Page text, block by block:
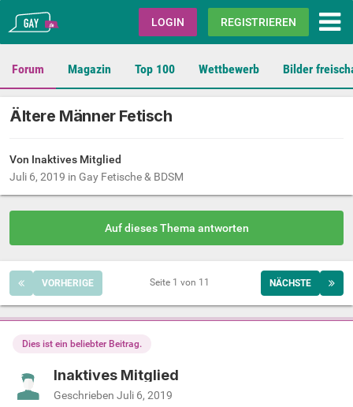
Gay.de LOGIN REGISTRIEREN
Forum Magazin Top 100 Wettbewerb Bilder
Ältere Männer Fetisch
Von Inaktives Mitglied
Juli 6, 2019 in Gay Fetische & BDSM
Auf dieses Thema antworten
VORHERIGE NÄCHSTE
Seite 1 von 11
Dies ist ein beliebter Beitrag.
Inaktives Mitglied
Geschrieben Juli 6, 2019